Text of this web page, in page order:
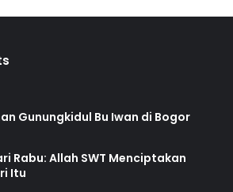
Gunungkidul Bu Iwan di Bogor
Rabu: Allah SWT Menciptakan
Itu